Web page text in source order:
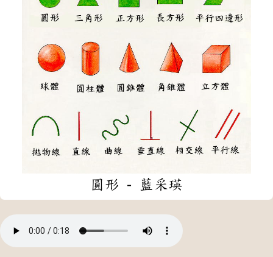
圓形 - 藍采瑛